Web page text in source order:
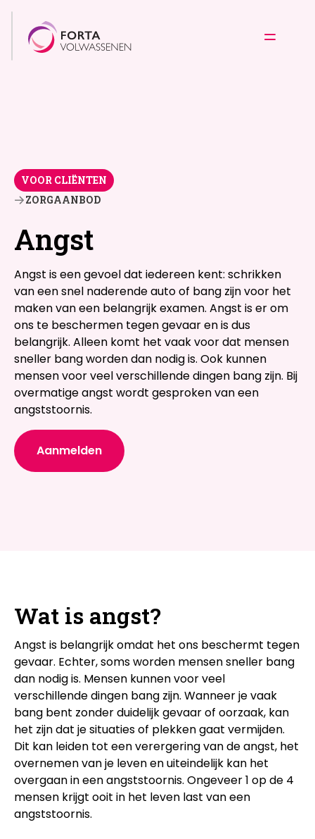
VOOR CLIËNTEN
ZORGAANBOD
Angst
Angst is een gevoel dat iedereen kent: schrikken
van een snel naderende auto of bang zijn voor het
maken van een belangrijk examen. Angst is er om
ons te beschermen tegen gevaar en is dus
belangrijk. Alleen komt het vaak voor dat mensen
sneller bang worden dan nodig is. Ook kunnen
mensen voor veel verschillende dingen bang zijn. Bij
overmatige angst wordt gesproken van een
angststoornis.
Aanmelden
Wat is angst?
Angst is belangrijk omdat het ons beschermt tegen
gevaar. Echter, soms worden mensen sneller bang
dan nodig is. Mensen kunnen voor veel
verschillende dingen bang zijn. Wanneer je vaak
bang bent zonder duidelijk gevaar of oorzaak, kan
het zijn dat je situaties of plekken gaat vermijden.
Dit kan leiden tot een verergering van de angst, het
overnemen van je leven en uiteindelijk kan het
overgaan in een angststoornis. Ongeveer 1 op de 4
mensen krijgt ooit in het leven last van een
angststoornis.